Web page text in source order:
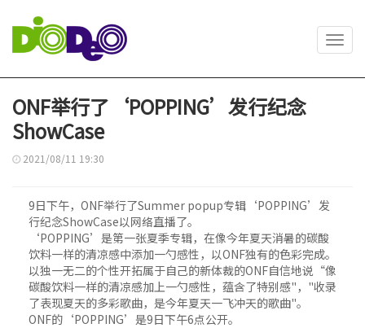
ONF举行了‘POPPING’发行纪念
ShowCase
2021/08/11 19:30
9日下午，ONF举行了Summer popup专辑‘POPPING’发
行纪念ShowCase以网络直播了。
‘POPPING’是第一张夏季专辑，在像今年夏天消暑的碳酸
饮料一样的清凉感中添加一勺感性，以ONF独有的色彩完成。
以独一无二的个性开拓属于自己的新体裁的ONF自信地说“像
碳酸饮料一样的清凉感加上一勺感性，蕴含了特别感"，"收录
了表现夏天的多彩歌曲，是今年夏天一飞冲天的歌曲"。
ONF的‘POPPING’是9日下午6点公开。